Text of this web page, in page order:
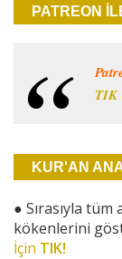
PATREON
TIK
KUR'AN
● Sırasıyla tüm
kökenlerini
İçin TIK!